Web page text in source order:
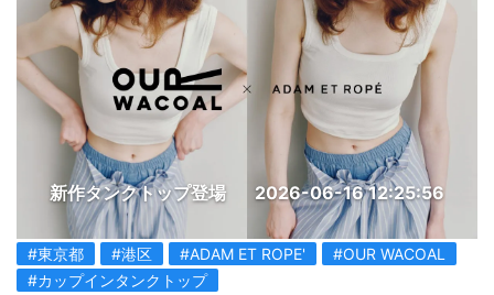
新作タンクトップ登場 2026-06-16 12:25:56
#東京都 #港区 #ADAM ET ROPE'
#OUR WACOAL
#カップインタンクトップ